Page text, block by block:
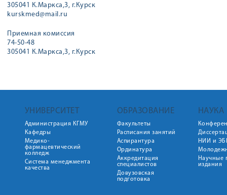
305041 К.Маркса,3, г.Курск
kurskmed@mail.ru
Приемная комиссия
74-50-48
305041 К.Маркса,3, г.Курск
УНИВЕРСИТЕТ
Администрация КГМУ
Кафедры
Медико-
фармацевтический
колледж
Система менеджмента
качества
ОБРАЗОВАНИЕ
Факультеты
Расписания занятий
Аспирантура
Ординатура
Аккредитация
специалистов
Довузовская
подготовка
НАУКА
НИИ и
Научные
издания